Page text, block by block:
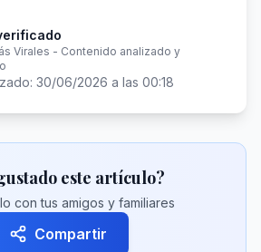
Virales - Contenido analizado y
30/06/2026 a las 00:18
este artículo?
con tus amigos y familiares
Compartir